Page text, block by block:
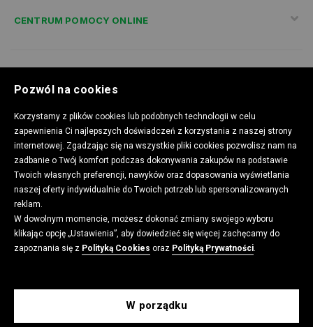
Pozwól na cookies
Korzystamy z plików cookies lub podobnych technologii w celu
zapewnienia Ci najlepszych doświadczeń z korzystania z naszej strony
internetowej. Zgadzając się na wszystkie pliki cookies pozwolisz nam na
zadbanie o Twój komfort podczas dokonywania zakupów na podstawie
Twoich własnych preferencji, nawyków oraz dopasowania wyświetlania
naszej oferty indywidualnie do Twoich potrzeb lub spersonalizowanych
reklam.
W dowolnym momencie, możesz dokonać zmiany swojego wyboru
klikając opcję „Ustawienia”, aby dowiedzieć się więcej zachęcamy do
zapoznania się z Polityką Cookies oraz Polityką Prywatności.
W porządku
CENTRUM POMOCY ONLINE
KONTAKT
APLIKACJA CROPP
MARKA CROPP